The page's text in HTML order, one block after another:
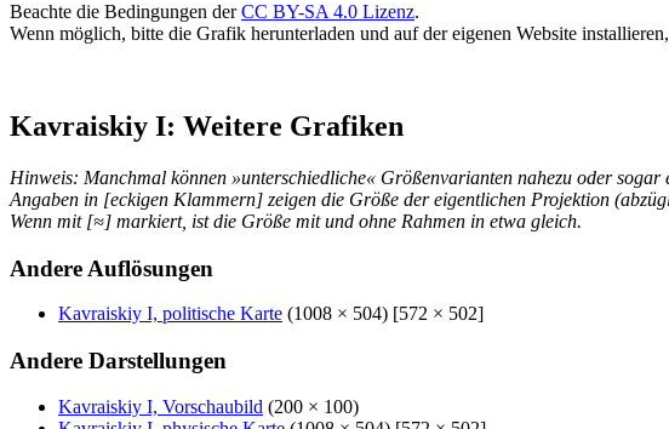
Beachte die Bedingungen derCC BY-SA 4.0 Lizenz.
Wenn möglich, bitte die Grafik herunterladen und auf der eigenen Website
Kavraiskiy I: Weitere Grafiken
Hinweis: Manchmal können »unterschiedliche« Größenvarianten nahezu oder sogar
Angaben in [eckigen Klammern] zeigen die Größe der eigentlichen Projektion
Wenn mit [≈] markiert, ist die Größe mit und ohne Rahmen in etwa gleich.
Andere Auflösungen
Kavraiskiy I, politische Karte (1008 × 504) [572 × 502]
Andere Darstellungen
Kavraiskiy I, Vorschaubild (200 × 100)